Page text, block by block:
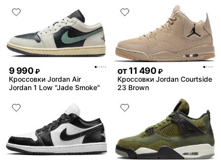
9 990 ₽
Кроссовки Jordan Air
Jordan 1 Low "Jade Smoke"
от11 490 ₽
Кроссовки Jordan Courtside
23 Brown